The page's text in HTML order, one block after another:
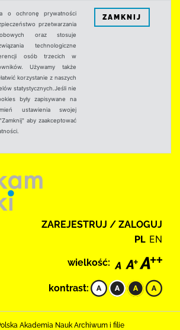
o ochronę prywatności
przetwarzania
oraz stosuje
technologiczne
osób trzecich w
Używamy także
korzystanie z naszych
statystycznych.Jeśli nie
były zapisywane na
ustawienia swojej
aby zaakceptować
ZAMKNIJ
ZAREJESTRUJ / ZALOGUJ
PL EN
wielkość:
kontrast:
Akademia Nauk Archiwum i filie